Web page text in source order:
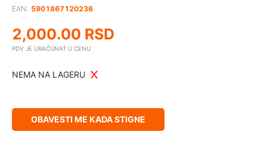
EAN: 5901867120236
2,000.00 RSD
PDV JE URAČUNAT U CENU
NEMA NA LAGERU
OBAVESTI ME KADA STIGNE